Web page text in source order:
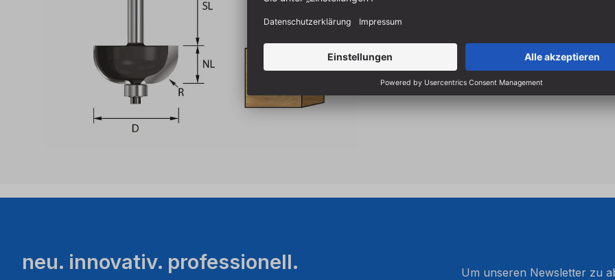
neu. innovativ. professionell.
Um unseren Newsletter zu